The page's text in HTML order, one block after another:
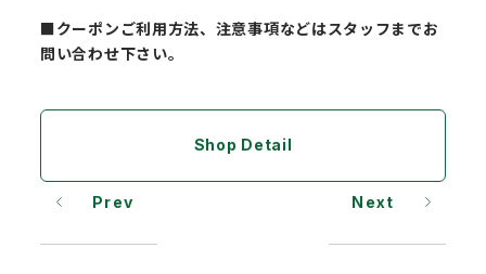
■クーポンご利用方法、注意事項などはスタッフまでお
問い合わせ下さい。
Shop Detail
Prev Next